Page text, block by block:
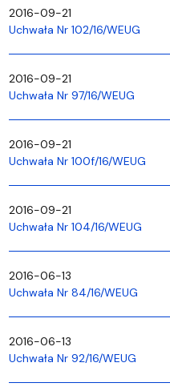
2016-09-21
Uchwała Nr 102/16/WEUG
2016-09-21
Uchwała Nr 97/16/WEUG
2016-09-21
Uchwała Nr 100f/16/WEUG
2016-09-21
Uchwała Nr 104/16/WEUG
2016-06-13
Uchwała Nr 84/16/WEUG
2016-06-13
Uchwała Nr 92/16/WEUG